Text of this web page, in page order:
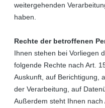
weitergehenden
haben.
Rechte der betroffenen
Ihnen stehen bei Vorliegen
folgende Rechte nach Art.
Auskunft, auf Berichtigung,
der Verarbeitung, auf
Außerdem steht Ihnen nach